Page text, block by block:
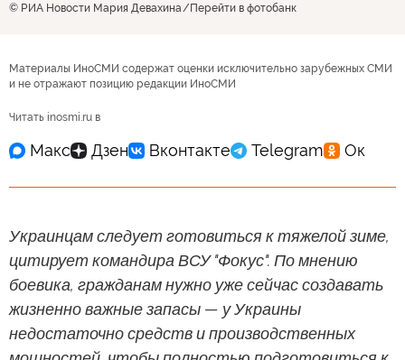
© РИА Новости Мария Девахина Перейти в фотобанк
Материалы ИноСМИ содержат оценки исключительно зарубежных СМИ
и не отражают позицию редакции ИноСМИ
Читать inosmi.ru в
Украинцам следует готовиться к тяжелой зиме,
цитирует командира ВСУ "Фокус". По мнению
боевика, гражданам нужно уже сейчас создавать
жизненно важные запасы — у Украины
недостаточно средств и производственных